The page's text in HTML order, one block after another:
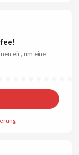
ein, um eine